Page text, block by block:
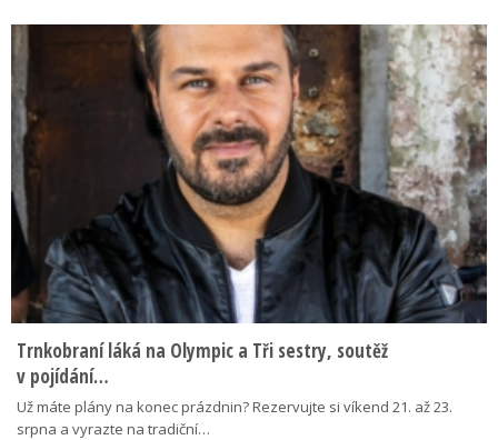
Trnkobraní láká na Olympic a Tři sestry, soutěž
v pojídání…
Už máte plány na konec prázdnin? Rezervujte si víkend 21. až 23.
srpna a vyrazte na tradiční…